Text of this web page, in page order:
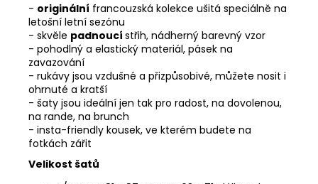
- originální francouzská kolekce ušitá speciálně na
letošní letní sezónu
- skvěle padnoucí střih, nádherný barevný vzor
- pohodlný a elastický materiál, pásek na
zavazování
- rukávy jsou vzdušné a přizpůsobivé, můžete nosit i
ohrnuté a kratší
- šaty jsou ideální jen tak pro radost, na dovolenou,
na rande, na brunch
- insta-friendly kousek, ve kterém budete na
fotkách zářit
Velikost šatů